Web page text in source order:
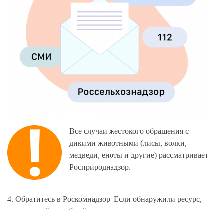
Все случаи жестокого обращения с
дикими животными (лисы, волки,
медведи, еноты и другие) рассматривает
Росприроднадзор.
4. Обратитесь в Роскомнадзор. Если обнаружили ресурс,